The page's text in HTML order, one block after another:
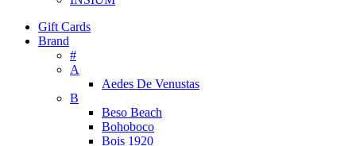
Gift Cards
Brand
#
A
Aedes De Venustas
B
Beso Beach
Bohoboco
Bois 1920